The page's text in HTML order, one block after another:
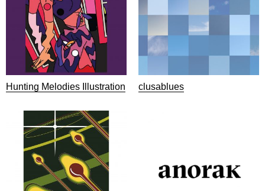
Hunting Melodies Illustration clusablues